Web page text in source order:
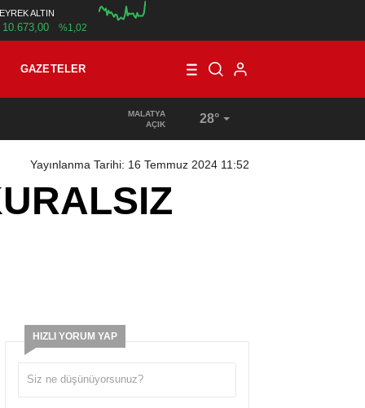
ALTIN
10.673,00 %1,02
GAZETELER
TÜRKİYE’DE VE ALMANYA’DA, MAAŞ VE ÜCRET
MALATYA
AÇIK
28°
Yayınlanma Tarihi: 16 Temmuz 2024 11:52
HIZLI YORUM YAP